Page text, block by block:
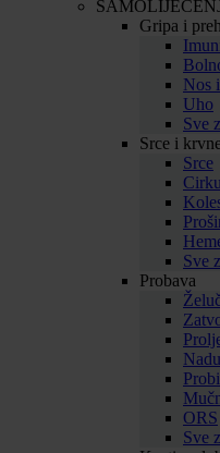
Gripa i
Nos
Uho
Sve
Srce i
Srce
Sve
Probava
ORS
Sve